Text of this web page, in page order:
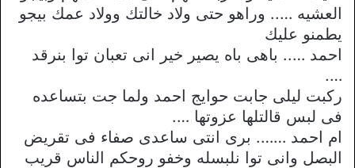
العشيه ….. وراهو حتى ولاد خالتك وولاد عمك بيجو
يطمنو عليك
احمد ….. باهى باه يصير خير انى تعبان توا بنرقد
….
ركبت ليلى جابت حوايج احمد ولما جت بتساعده
فى لبس قالتلها عزوتها ….
ام احمد ……. برى انتى ساعدى صفاء فى تقريض
البصل وانى توا نلبسله وخفو روحكم الناس قريب